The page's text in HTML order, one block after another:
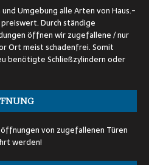
Umgebung alle Arten von Haus.-
Durch ständige
öffnen wir zugefallene / nur
Ort meist schadenfrei. Somit
benötigte Schließzylindern oder
von zugefallenen Türen
werden!